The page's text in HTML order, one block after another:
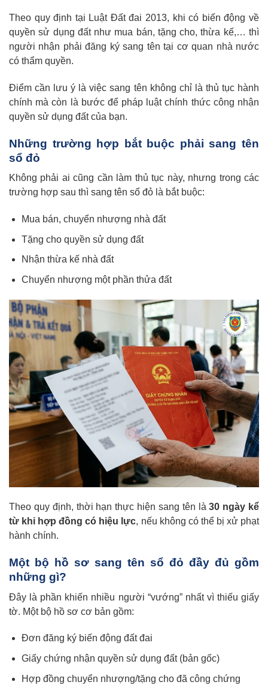
Theo quy định tại Luật Đất đai 2013, khi có biến động về
quyền sử dụng đất như mua bán, tặng cho, thừa kế,… thì
người nhận phải đăng ký sang tên tại cơ quan nhà nước
có thẩm quyền.
Điểm cần lưu ý là việc sang tên không chỉ là thủ tục hành
chính mà còn là bước để pháp luật chính thức công nhận
quyền sử dụng đất của bạn.
Những trường hợp bắt buộc phải sang tên
sổ đỏ
Không phải ai cũng cần làm thủ tục này, nhưng trong các
trường hợp sau thì sang tên sổ đỏ là bắt buộc:
Mua bán, chuyển nhượng nhà đất
Tặng cho quyền sử dụng đất
Nhận thừa kế nhà đất
Chuyển nhượng một phần thửa đất
Theo quy định, thời hạn thực hiện sang tên là30 ngày kể
từ khi hợp đồng có hiệu lực, nếu không có thể bị xử phạt
hành chính.
Một bộ hồ sơ sang tên sổ đỏ đầy đủ gồm
những gì?
Đây là phần khiến nhiều người “vướng” nhất vì thiếu giấy
tờ. Một bộ hồ sơ cơ bản gồm:
Đơn đăng ký biến động đất đai
Giấy chứng nhận quyền sử dụng đất (bản gốc)
Hợp đồng chuyển nhượng/tặng cho đã công chứng